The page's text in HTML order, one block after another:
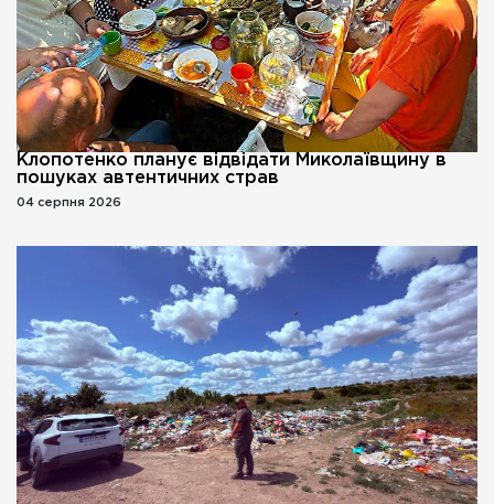
Клопотенко планує відвідати Миколаївщину в
пошуках автентичних страв
04 серпня 2026